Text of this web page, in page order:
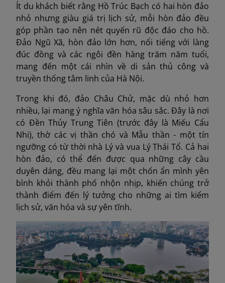
Ít du khách biết rằng Hồ Trúc Bạch có hai hòn đảo
nhỏ nhưng giàu giá trị lịch sử, mỗi hòn đảo đều
góp phần tạo nên nét quyến rũ độc đáo cho hồ.
Đảo Ngũ Xã, hòn đảo lớn hơn, nổi tiếng với làng
đúc đồng và các ngôi đền hàng trăm năm tuổi,
mang đến một cái nhìn về di sản thủ công và
truyền thống tâm linh của Hà Nội.
Trong khi đó, đảo Châu Chử, mặc dù nhỏ hơn
nhiều, lại mang ý nghĩa văn hóa sâu sắc. Đây là nơi
có Đền Thủy Trung Tiên (trước đây là Miếu Cẩu
Nhi), thờ các vị thần chó và Mẫu thần - một tín
ngưỡng có từ thời nhà Lý và vua Lý Thái Tổ. Cả hai
hòn đảo, có thể đến được qua những cây cầu
duyên dáng, đều mang lại một chốn ẩn mình yên
bình khỏi thành phố nhộn nhịp, khiến chúng trở
thành điểm đến lý tưởng cho những ai tìm kiếm
lịch sử, văn hóa và sự yên tĩnh.